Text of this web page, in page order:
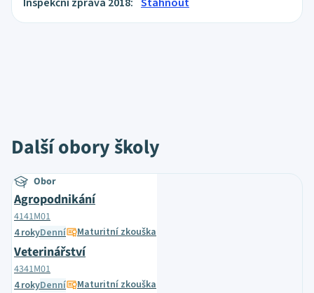
Další obory školy
Obor
Agropodnikání
4141M01
4 rokyDenní Maturitní zkouška
Veterinářství
4341M01
4 rokyDenní Maturitní zkouška